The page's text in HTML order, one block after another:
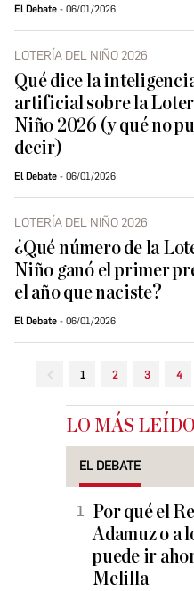
El Debate 06/01/2026
LOTERÍA DEL NIÑO 2026
Qué dice la
artificial sobre la
Niño 2026 (y qué no
decir)
El Debate 06/01/2026
LOTERÍA DEL NIÑO 2026
¿Qué número de la
Niño ganó el primer
el año que naciste?
El Debate 06/01/2026
1 2 3 4
LO MÁS LEÍDO
EL DEBATE
Por qué el
Adamuz o a
puede ir
Melilla